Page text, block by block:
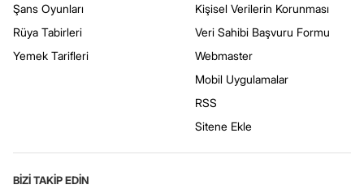
Şans Oyunları
Rüya Tabirleri
Yemek Tarifleri
Kişisel Verilerin Korunması
Veri Sahibi Başvuru Formu
Webmaster
Mobil Uygulamalar
RSS
Sitene Ekle
BİZİ TAKİP EDİN